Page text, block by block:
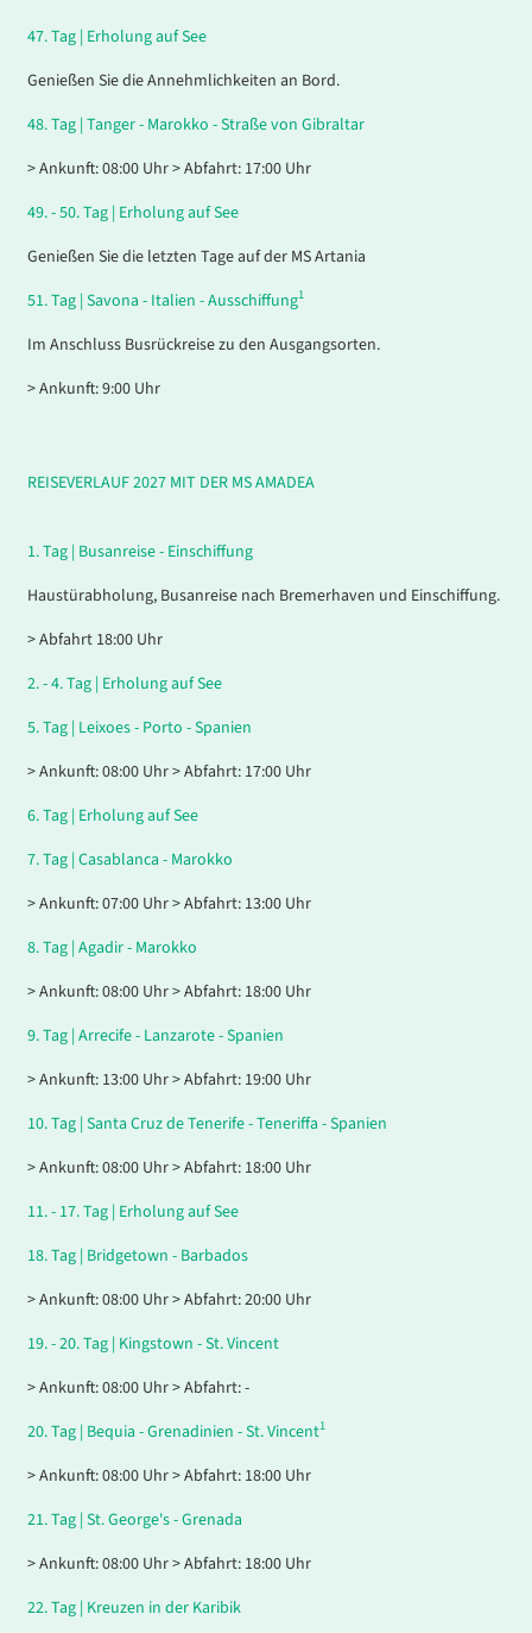
47.Tag | Erholung auf See
Genießen Sie die Annehmlichkeiten an Bord.
48.Tag | Tanger - Marokko - Straße von Gibraltar
> Ankunft: 08:00 Uhr > Abfahrt: 17:00 Uhr
49. - 50.Tag | Erholung auf See
Genießen Sie die letzten Tage auf der MS Artania
51.Tag | Savona - Italien - Ausschiffung1
Im Anschluss Busrückreise zu den Ausgangsorten.
> Ankunft: 9:00 Uhr
REISEVERLAUF 2027 MIT DER MS AMADEA
1.Tag | Busanreise - Einschiffung
Haustürabholung, Busanreise nach Bremerhaven und Einschiffung.
> Abfahrt 18:00 Uhr
2. - 4.Tag | Erholung auf See
5.Tag | Leixoes - Porto - Spanien
> Ankunft: 08:00 Uhr > Abfahrt: 17:00 Uhr
6.Tag | Erholung auf See
7.Tag | Casablanca - Marokko
> Ankunft: 07:00 Uhr > Abfahrt: 13:00 Uhr
8.Tag | Agadir - Marokko
> Ankunft: 08:00 Uhr > Abfahrt: 18:00 Uhr
9.Tag | Arrecife - Lanzarote - Spanien
> Ankunft: 13:00 Uhr > Abfahrt: 19:00 Uhr
10.Tag | Santa Cruz de Tenerife - Teneriffa - Spanien
> Ankunft: 08:00 Uhr > Abfahrt: 18:00 Uhr
11. - 17.Tag | Erholung auf See
18.Tag | Bridgetown - Barbados
> Ankunft: 08:00 Uhr > Abfahrt: 20:00 Uhr
19. - 20.Tag | Kingstown - St. Vincent
> Ankunft: 08:00 Uhr > Abfahrt: -
20.Tag | Bequia - Grenadinien - St. Vincent1
> Ankunft: 08:00 Uhr > Abfahrt: 18:00 Uhr
21.Tag | St. George's - Grenada
> Ankunft: 08:00 Uhr > Abfahrt: 18:00 Uhr
22.Tag | Kreuzen in der Karibik